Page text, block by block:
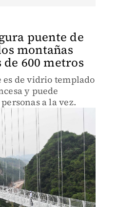
puente de
montañas
600 metros
es de vidrio templado
y puede
a la vez.